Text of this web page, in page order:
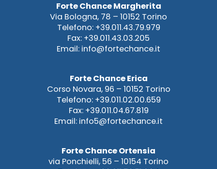
Forte Chance Margherita
Via Bologna, 78 – 10152 Torino
Telefono: +39.011.43.79.979
Fax: +39.011.43.03.205
Email: info@fortechance.it
Forte Chance Erica
Corso Novara, 96 – 10152 Torino
Telefono: +39.011.02.00.659
Fax: +39.011.04.67.819
Email: info5@fortechance.it
Forte Chance Ortensia
via Ponchielli, 56 – 10154 Torino